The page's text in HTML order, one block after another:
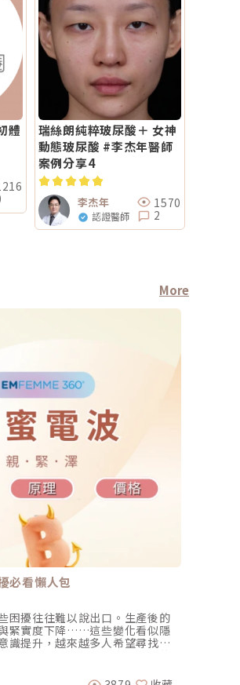
體
瑞絲朗純粹玻尿酸＋ 女神
動態玻尿酸 #李杰年醫師
案例分享4
李杰年
認證醫師
1570
2
More
必看懶人包
困擾往往難以說出口。生產後的
緊實度下降……這些變化看似隱
識提升，越來越多人希望尋找能
療程中，近期討論度持續走高的
，也引發許多人想進一步了
況和限制？接下來，讓我們一起